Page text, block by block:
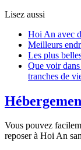
Lisez aussi
Hoi An avec
Meilleurs
Les plus
Que voir
tranches de
Vous pouvez
reposer à Hoi An